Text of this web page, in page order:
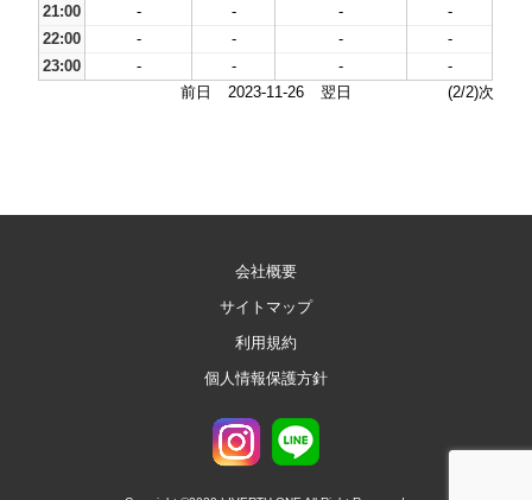
21:00
- - -
-
22:00
- - -
-
23:00
- - -
-
前日
2023-11-26 翌日 (2/2)次
会社概要
サイトマップ
利用規約
個人情報保護方針